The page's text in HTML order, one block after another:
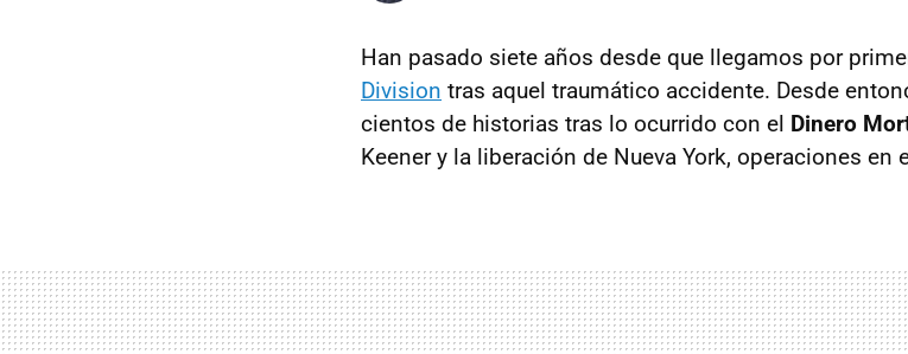
Han pasado siete años desde que llegamos por
Division tras aquel traumático accidente. Desde
cientos de historias tras lo ocurrido con el Dinero
Keener y la liberación de Nueva York, operaciones en